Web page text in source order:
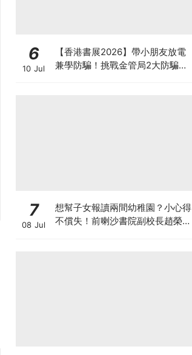
6
10 Jul
【香港書展2026】帶小朋友放電
兼學防騙！挑戰金管局2大防騙遊
7
08 Jul
想幫子女報讀兩間幼稚園？小心得
不償失！前喇沙書院副校長趙榮